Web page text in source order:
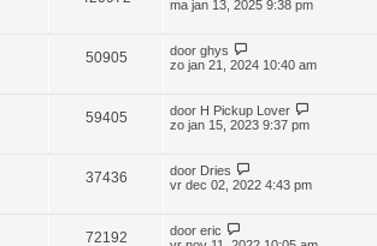
ma jan 13, 2025 9:38 pm
50905 door ghys
zo jan 21, 2024 10:40 am
59405 door H Pickup Lover
zo jan 15, 2023 9:37 pm
37436 door Dries
vr dec 02, 2022 4:43 pm
72192 door eric